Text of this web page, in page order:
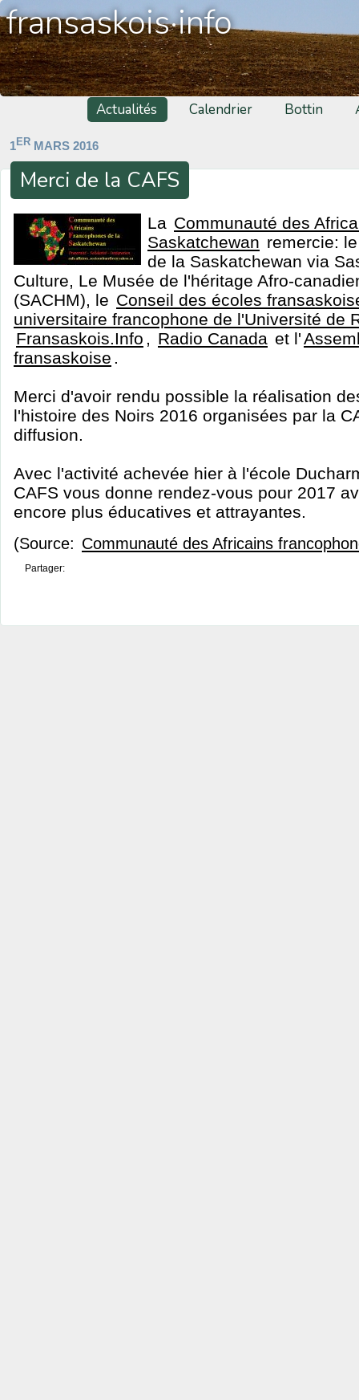
fransaskois·info
Actualités Calendrier Bottin
1ER MARS 2016
Merci de la CAFS
La Communauté des
Saskatchewan remercie:
de la Saskatchewan via
Culture, Le Musée de l'héritage Afro-
(SACHM), le Conseil des écoles
universitaire francophone de l'Université de
Fransaskois.Info , Radio Canada et l'
fransaskoise .
Merci d'avoir rendu possible la réalisation
l'histoire des Noirs 2016 organisées par la
diffusion.
Avec l'activité achevée hier à l'école
CAFS vous donne rendez-vous pour 2017
encore plus éducatives et attrayantes.
(Source: Communauté des Africains
Partager: